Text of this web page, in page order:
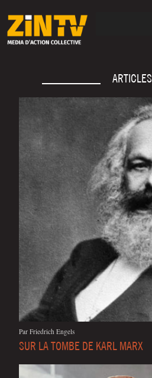
ARTICLES
Par Frie­drich Engels
SUR LA TOMBE DE KARL MARX